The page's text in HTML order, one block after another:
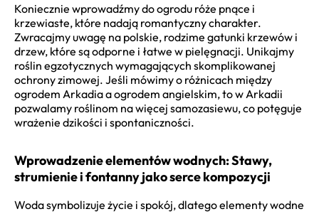
Koniecznie wprowadźmy do ogrodu róże pnące i
krzewiaste, które nadają romantyczny charakter.
Zwracajmy uwagę na polskie, rodzime gatunki krzewów i
drzew, które są odporne i łatwe w pielęgnacji. Unikajmy
roślin egzotycznych wymagających skomplikowanej
ochrony zimowej. Jeśli mówimy o różnicach między
ogrodem Arkadia a ogrodem angielskim, to w Arkadii
pozwalamy roślinom na więcej samozasiewu, co potęguje
wrażenie dzikości i spontaniczności.
Wprowadzenie elementów wodnych: Stawy,
strumienie i fontanny jako serce kompozycji
Woda symbolizuje życie i spokój, dlatego elementy wodne